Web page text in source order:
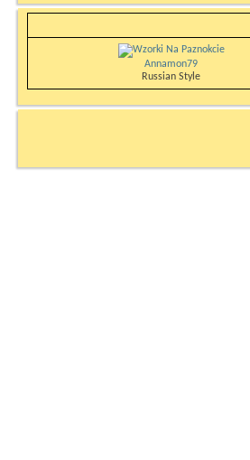
Annamon79
Russian Style